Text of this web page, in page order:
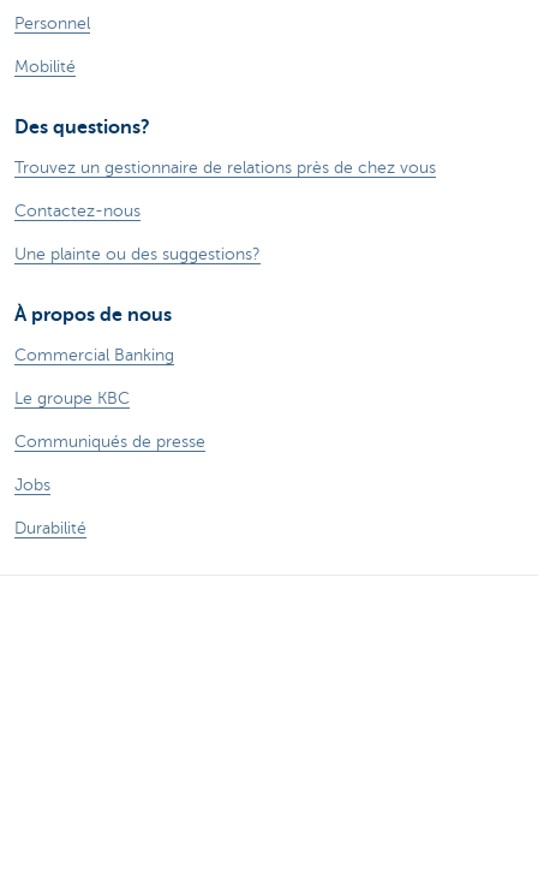
Personnel
Mobilité
Des questions?
Trouvez un gestionnaire de relations près de chez vous
Contactez-nous
Une plainte ou des suggestions?
À propos de nous
Commercial Banking
Le groupe KBC
Communiqués de presse
Jobs
Durabilité